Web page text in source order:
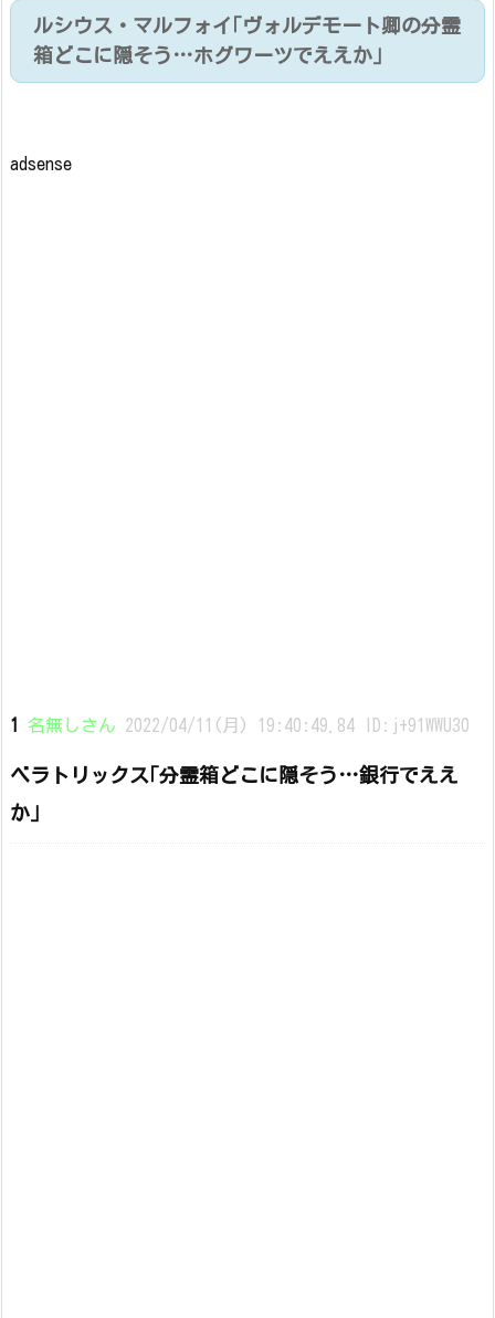
ルシウス・マルフォイ｢ヴォルデモート卿の分霊
箱どこに隠そう…ホグワーツでええか｣
adsense
1 名無しさん 2022/04/11(月) 19:40:49.84 ID:j+91WWU30
ベラトリックス｢分霊箱どこに隠そう…銀行でええ
か｣